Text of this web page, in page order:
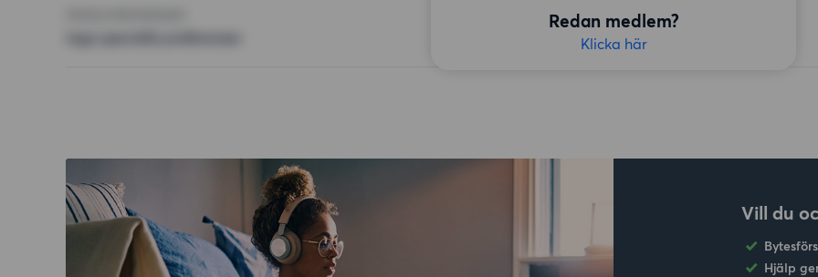
Redan medlem?
Klicka här
Vill du
Hjälp